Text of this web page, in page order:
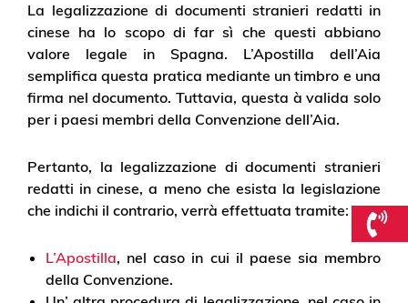
La legalizzazione di documenti stranieri redatti in
cinese ha lo scopo di far sì che questi abbiano
valore legale in Spagna. L’Apostilla dell’Aia
semplifica questa pratica mediante un timbro e una
firma nel documento. Tuttavia, questa à valida solo
per i paesi membri della Convenzione dell’Aia.
Pertanto, la legalizzazione di documenti stranieri
redatti in cinese, a meno che esista la legislazione
che indichi il contrario, verrà effettuata tramite:
L’Apostilla, nel caso in cui il paese sia membro
della Convenzione.